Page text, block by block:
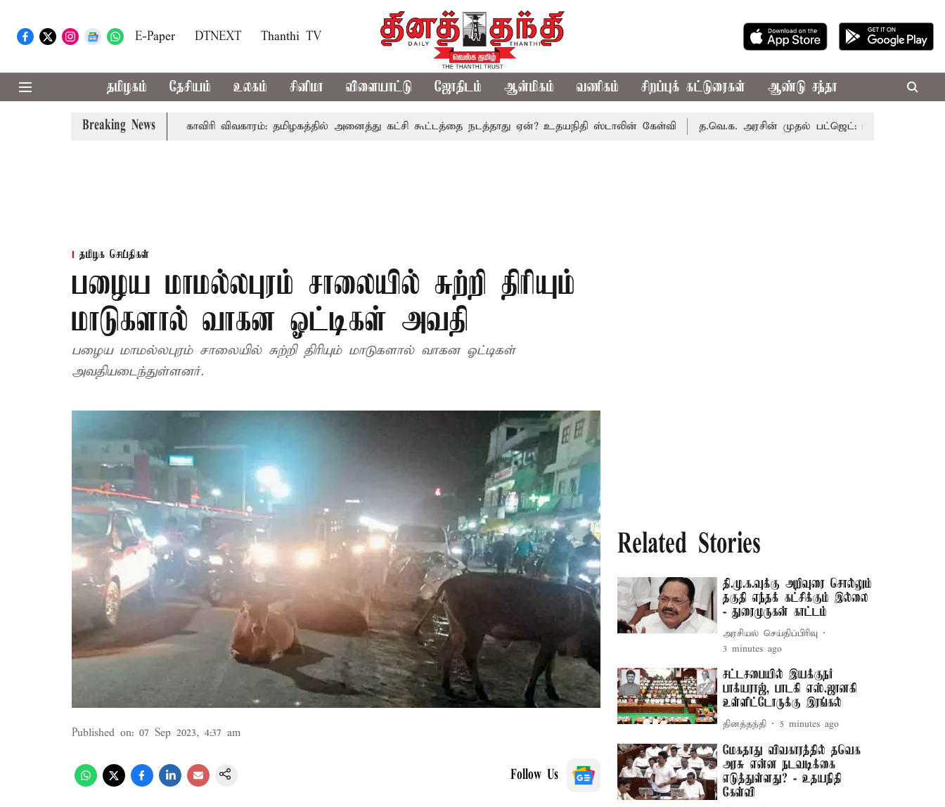
E-Paper DTNEXT Thanthi TV
தமிழகம் தேசியம் உலகம் சினிமா விளையாட்டு ஜோதிடம் ஆன்மிகம் வணிகம் சிறப்புக் கட்டுரைகள் ஆண்டு சந்தா
Breaking News
அமைச்சர் விஜய் உரை காவிரி விவகாரம்: தமிழகத்தில் அனைத்து கட்சி கூட்டத்தை நடத்தாது ஏன்? உதயநிதி ஸ்டாலின் கேள்வி த.வெ.க. அரசின் முதல் பட்ஜெட்: மாற்றமா?, தடுமாற்றமா?
தமிழக செய்திகள்
பழைய மாமல்லபுரம் சாலையில் சுற்றி திரியும்
மாடுகளால் வாகன ஓட்டிகள் அவதி
பழைய மாமல்லபுரம் சாலையில் சுற்றி திரியும் மாடுகளால் வாகன ஓட்டிகள்
அவதியடைந்துள்ளனர்.
Published on: 07 Sep 2023, 4:37 am
Follow Us
Related Stories
தி.மு.க.வுக்கு அறிவுரை சொல்லும்
தகுதி எந்தக் கட்சிக்கும் இல்லை
- துரைமுருகன் காட்டம்
அரசியல் செய்திப்பிரிவு
3 minutes ago
சட்டசபையில் இயக்குநர்
பாக்யராஜ், பாடகி எஸ்.ஜானகி
உள்ளிட்டோருக்கு இரங்கல்
தினத்தந்தி 5 minutes ago
மேகதாது விவகாரத்தில் தவெக
அரசு என்ன நடவடிக்கை
எடுத்துள்ளது? - உதயநிதி
கேள்வி